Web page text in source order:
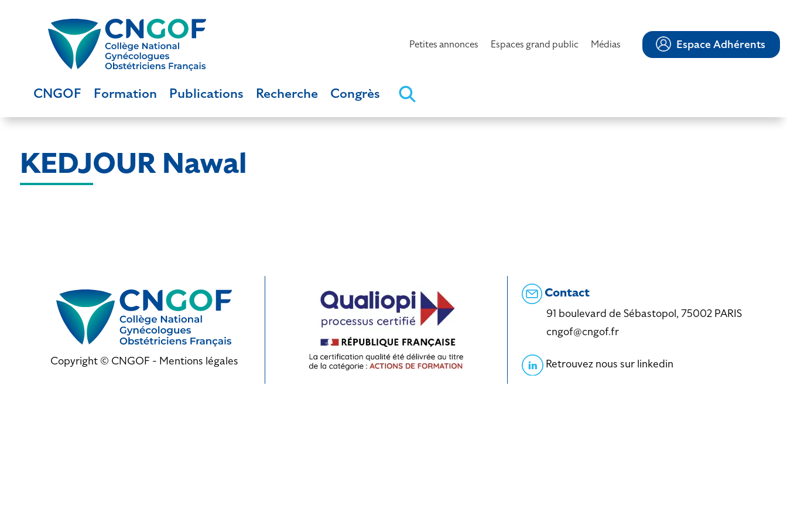
Petites annonces Espaces grand public Médias Espace Adhérents
CNGOF Formation Publications Recherche Congrès
KEDJOUR Nawal
Copyright © CNGOF - Mentions légales
Contact
91 boulevard de Sébastopol, 75002 PARIS
cngof@cngof.fr
Retrouvez nous sur linkedin